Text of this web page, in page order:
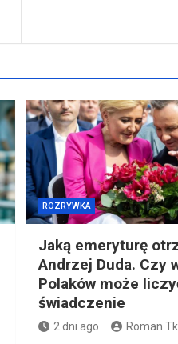
ROZRYWKA
Jaką emeryturę
Andrzej Duda. Czy
Polaków może
świadczenie
2 dni ago Roman